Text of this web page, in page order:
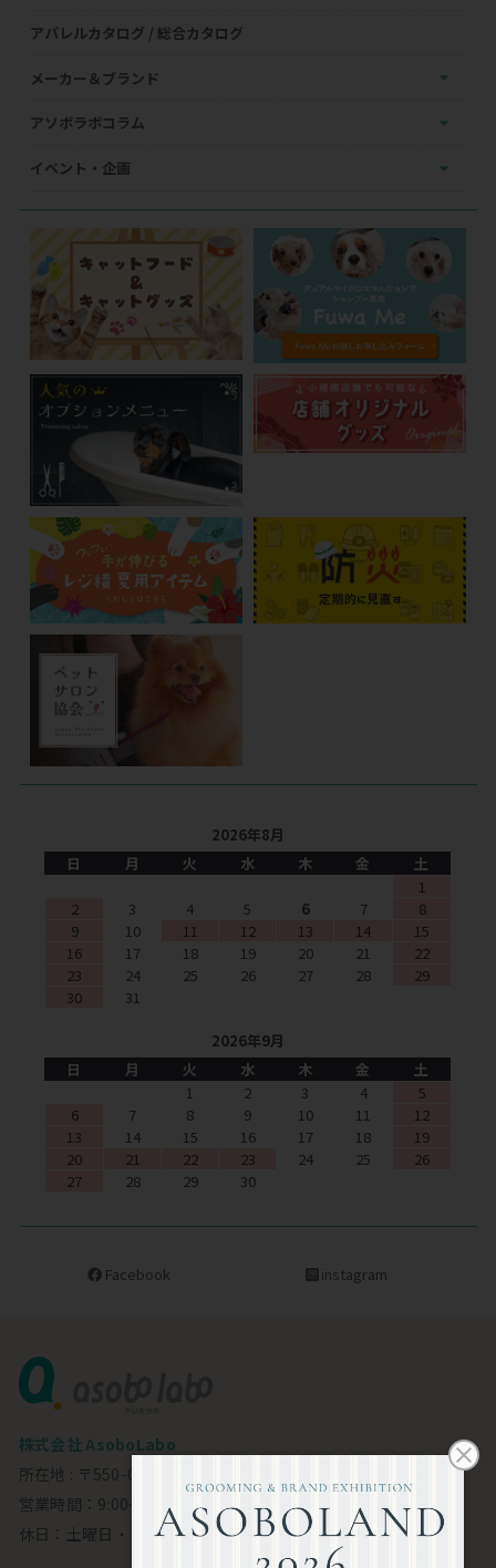
アパレルカタログ / 総合カタログ
メーカー＆ブランド
アソボラボコラム
イベント・企画
2026年8月
日
月 火 水 木 金
土
1
2
3 4 5 6 7
8
9
10 11 12 13 14
15
16
17 18 19 20 21
22
23
24 25 26 27 28
29
30
31
2026年9月
日
月 火 水 木 金
土
1
2 3 4
5
6
7 8 9 10 11
12
13
14 15 16 17 18
19
20
21 22 23 24 25
26
27
28 29 30
Facebook instagram
株式会社 AsoboLabo
所在地 : 〒550-0002 大阪市西区江戸堀1-23-11 6F
営業時間：9:00～18:00
休日：土曜日・日曜日・祝日